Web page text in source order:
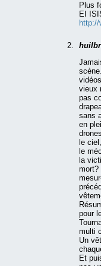
Plus
EI
vieux
pas
sans
en
le
le
la
mort?
pour
multi
Un
Et